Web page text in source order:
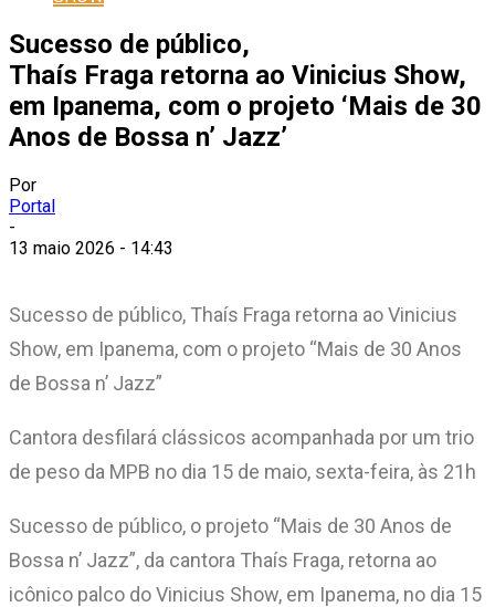
Sucesso de público,
Thaís Fraga retorna ao Vinicius Show,
em Ipanema, com o projeto ‘Mais de 30
Anos de Bossa n’ Jazz’
Por
Portal
-
13 maio 2026 - 14:43
Sucesso de público, Thaís Fraga retorna ao Vinicius
Show, em Ipanema, com o projeto “Mais de 30 Anos
de Bossa n’ Jazz”
Cantora desfilará clássicos acompanhada por um trio
de peso da MPB no dia 15 de maio, sexta-feira, às 21h
Sucesso de público, o projeto “Mais de 30 Anos de
Bossa n’ Jazz”, da cantora Thaís Fraga, retorna ao
icônico palco do Vinicius Show, em Ipanema, no dia 15